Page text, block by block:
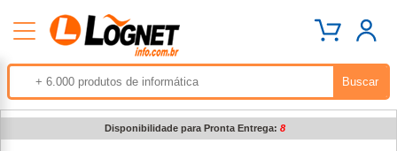
Disponibilidade para Pronta Entrega: 8